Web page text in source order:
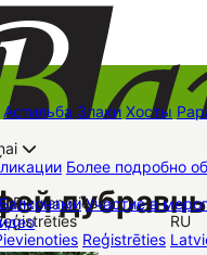
Pievienoties /
Reģistrēties
RU
Астильба Злаки Хосты
Более подробно
Балконами Участие в
Контакты Dāvanu kartes